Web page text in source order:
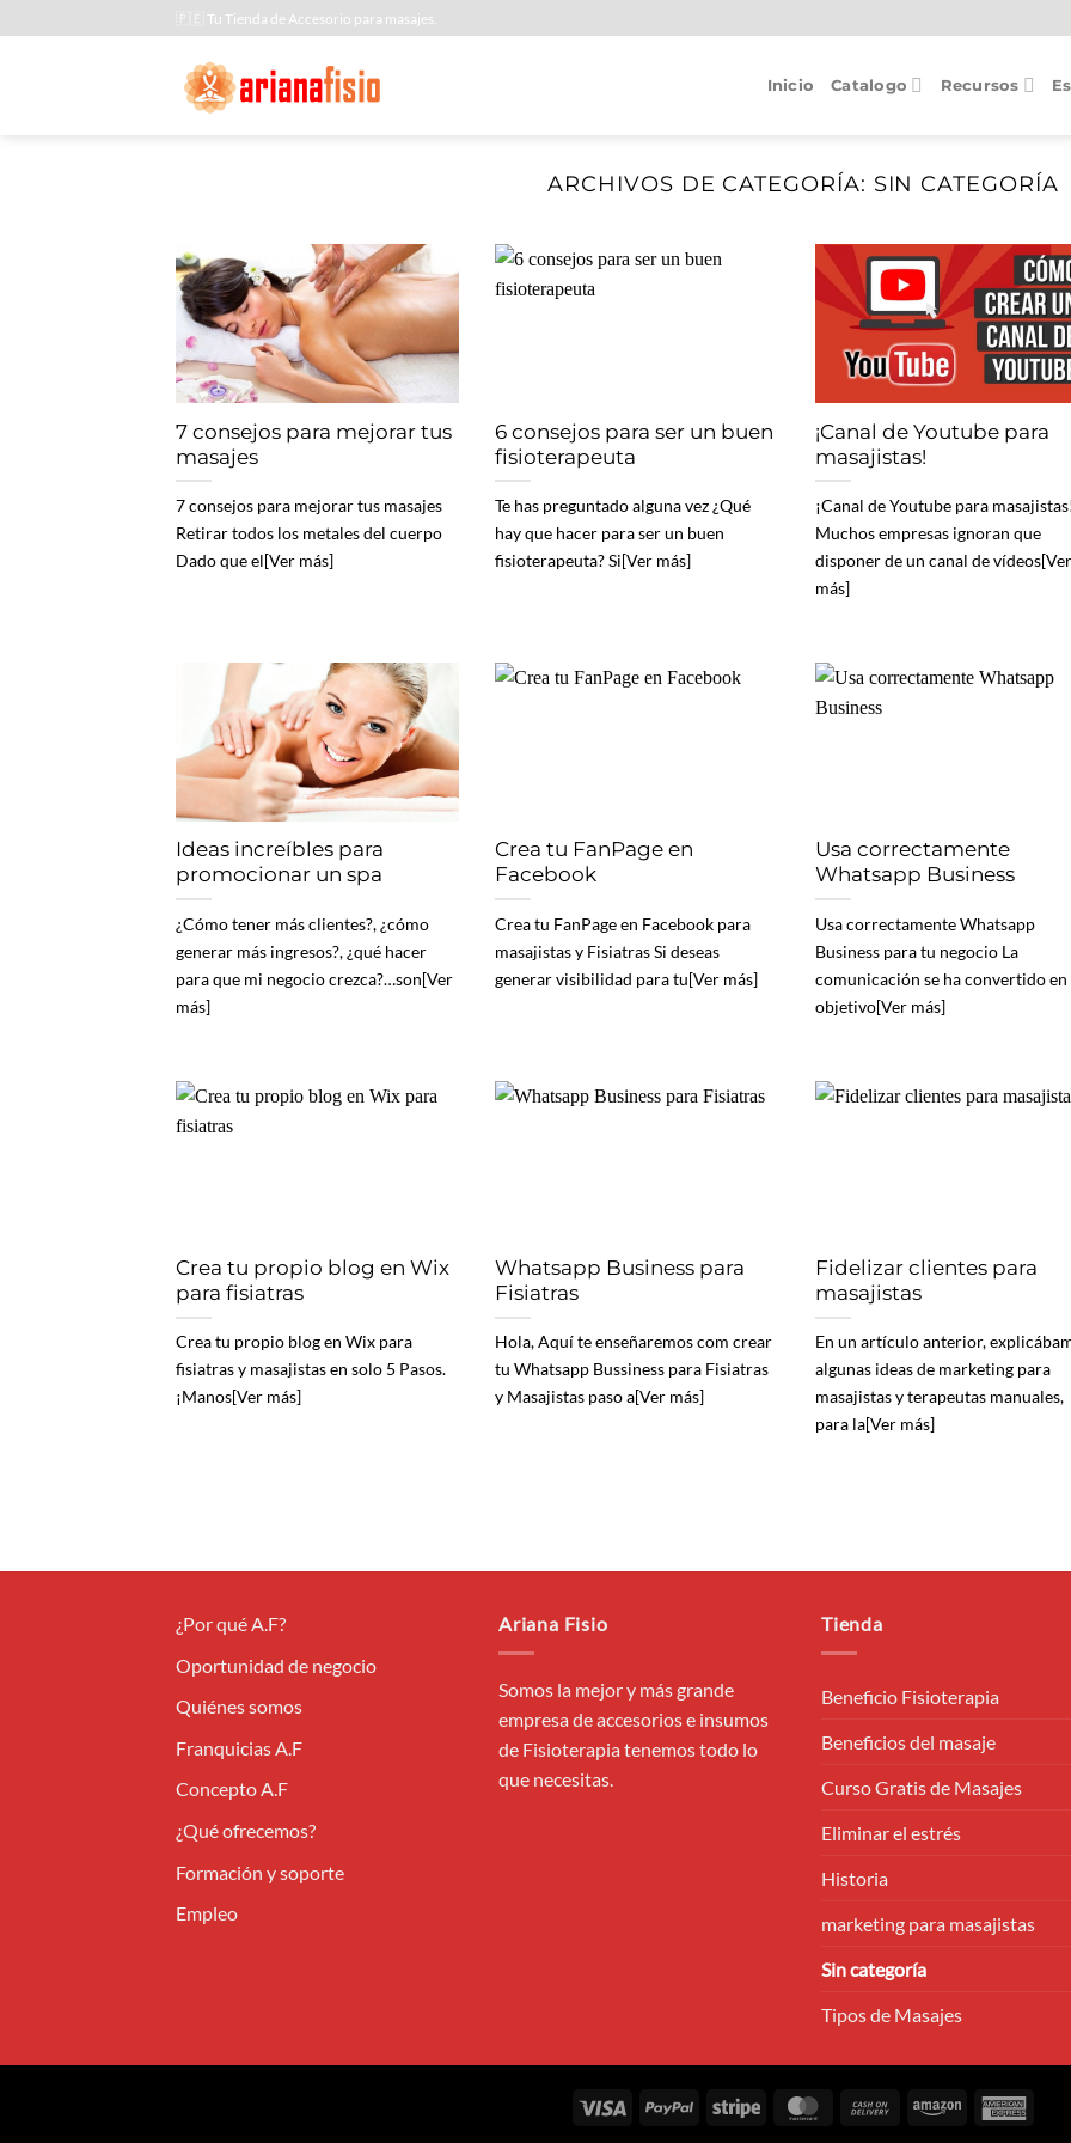
al
🇵🇪 Tu Tienda de Accesorio para masajes.
Inicio Catalogo Recursos
ARCHIVOS DE CATEGORÍA: SIN CATEGORÍA
7 consejos para mejorar tus
masajes
7 consejos para mejorar tus masajes
Retirar todos los metales del cuerpo
Dado que el[Ver más]
6 consejos para ser un buen
fisioterapeuta
Te has preguntado alguna vez ¿Qué
hay que hacer para ser un buen
fisioterapeuta? Si[Ver más]
¡Canal de Youtube para
masajistas!
¡Canal de Youtube para
Muchos empresas ignoran que
disponer de un canal de vídeos[Ver
más]
Ideas increíbles para
promocionar un spa
¿Cómo tener más clientes?, ¿cómo
generar más ingresos?, ¿qué hacer
para que mi negocio crezca?…son[Ver
más]
Crea tu FanPage en
Facebook
Crea tu FanPage en Facebook para
masajistas y Fisiatras Si deseas
generar visibilidad para tu[Ver más]
Usa correctamente
Whatsapp Business
Usa correctamente Whatsapp
Business para tu negocio La
comunicación se ha convertido en
objetivo[Ver más]
Crea tu propio blog en Wix
para fisiatras
Crea tu propio blog en Wix para
fisiatras y masajistas en solo 5 Pasos.
¡Manos[Ver más]
Whatsapp Business para
Fisiatras
Hola, Aquí te enseñaremos com crear
tu Whatsapp Bussiness para Fisiatras
y Masajistas paso a[Ver más]
Fidelizar clientes para
masajistas
En un artículo anterior,
algunas ideas de marketing para
masajistas y terapeutas manuales,
para la[Ver más]
¿Por qué A.F?
Oportunidad de negocio
Quiénes somos
Franquicias A.F
Concepto A.F
¿Qué ofrecemos?
Formación y soporte
Empleo
Ariana Fisio
Somos la mejor y más grande
empresa de accesorios e insumos
de Fisioterapia tenemos todo lo
que necesitas.
Tienda
Beneficio Fisioterapia
Beneficios del masaje
Curso Gratis de Masajes
Eliminar el estrés
Historia
marketing para masajistas
Sin categoría
Tipos de Masajes